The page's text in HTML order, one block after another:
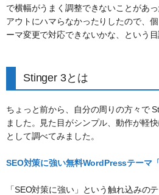
で横幅がうまく調整できないことがあ
アウトにハマらなかったりしたので、
ーマ変更で対応できないかな、という目
Stinger 3とは
ちょっと前から、自分の周りの方々で
ました。見た目がシンプル、動作が軽
として調べてみました。
SEO対策に強い無料WordPressテーマ
「SEO対策に強い」という触れ込みの